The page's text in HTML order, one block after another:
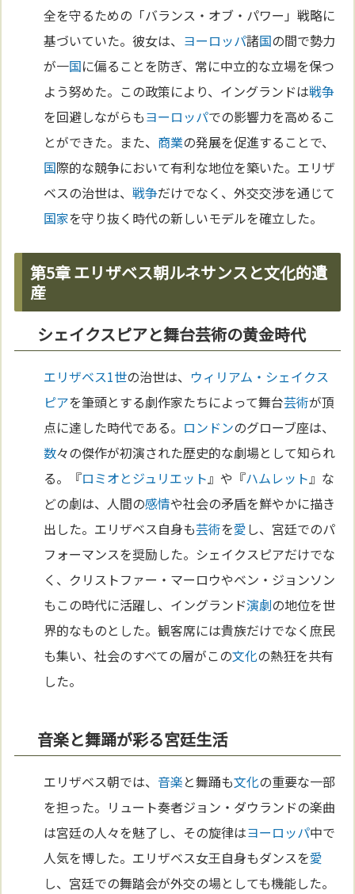
全を守るための「バランス・オブ・パワー」戦略に
基づいていた。彼女は、 ヨーロッパ諸国の間で勢力
が一国に偏ることを防ぎ、常に中立的な立場を保つ
よう努めた。この政策により、イングランドは戦争
を回避しながらもヨーロッパでの影響力を高めるこ
とができた。また、 商業の発展を促進することで、
国際的な競争において有利な地位を築いた。エリザ
ベスの治世は、戦争だけでなく、外交交渉を通じて
国家を守り抜く時代の新しいモデルを確立した。
第5章 エリザベス朝ルネサンスと文化的遺
産
シェイクスピアと舞台芸術の黄金時代
エリザベス1世の治世は、 ウィリアム・シェイクス
ピアを筆頭とする劇作家たちによって舞台芸術が頂
点に達した時代である。 ロンドンのグローブ座は、
数々の傑作が初演された歴史的な劇場として知られ
る。『ロミオとジュリエット』や『ハムレット』な
どの劇は、人間の感情や社会の矛盾を鮮やかに描き
出した。エリザベス自身も芸術を愛し、宮廷でのパ
フォーマンスを奨励した。シェイクスピアだけでな
く、クリストファー・マーロウやベン・ジョンソン
もこの時代に活躍し、イングランド演劇の地位を世
界的なものとした。観客席には貴族だけでなく庶民
も集い、社会のすべての層がこの文化の熱狂を共有
した。
音楽と舞踊が彩る宮廷生活
エリザベス朝では、音楽と舞踊も文化の重要な一部
を担った。リュート奏者ジョン・ダウランドの楽曲
は宮廷の人々を魅了し、その旋律はヨーロッパ中で
人気を博した。エリザベス女王自身もダンスを愛
し、宮廷での舞踏会が外交の場としても機能した。